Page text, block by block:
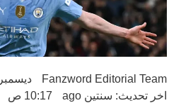
Fanzword Editorial Team
ديسمبر 6, 2024
اخر تحديث: سنتين ago
10:17 ص